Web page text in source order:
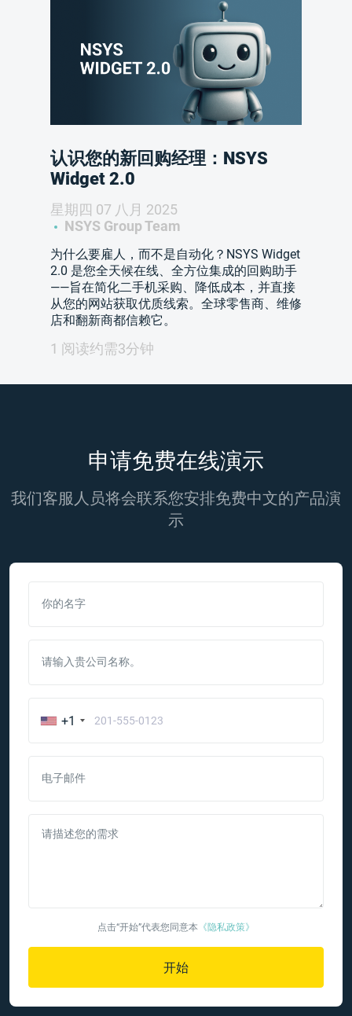
认识您的新回购经理：NSYS
Widget 2.0
星期四 07 八月 2025
NSYS Group Team
为什么要雇人，而不是自动化？NSYS Widget
2.0 是您全天候在线、全方位集成的回购助手
——旨在简化二手机采购、降低成本，并直接
从您的网站获取优质线索。全球零售商、维修
店和翻新商都信赖它。
1 阅读约需3分钟
申请免费在线演示
我们客服人员将会联系您安排免费中文的产品演
示
你的名字
请输入贵公司名称。
+1
电子邮件
请描述您的需求
点击“开始”代表您同意本 《隐私政策》
开始